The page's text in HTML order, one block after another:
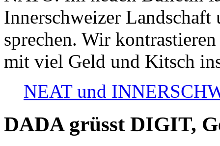
Innerschweizer
sprechen. Wir
mit viel Geld und Kitsch
NEAT und
DADA grüsst DIGIT,